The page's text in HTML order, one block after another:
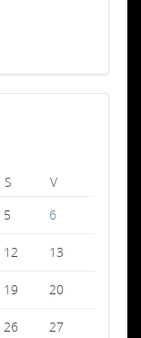
S
V
5 6
12 13
19 20
26 27